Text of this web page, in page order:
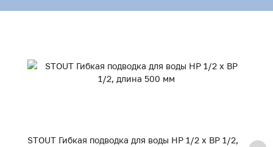
STOUT Гибкая подводка для воды НР 1/2 х ВР 1/2,